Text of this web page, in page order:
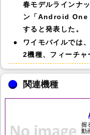
春モデルラインナ
ン「Android One
すると発表した。
ワイモバイルでは
2機種、フィーチャ
関連機種
握
動